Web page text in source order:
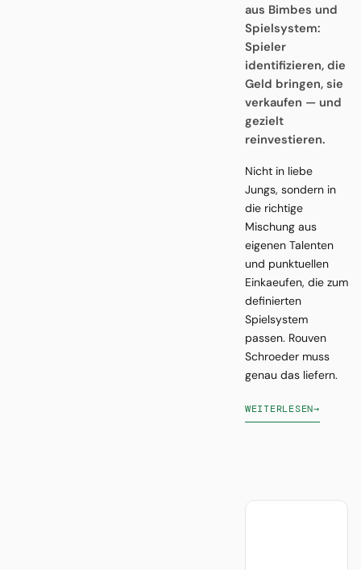
aus Bimbes und
Spielsystem:
Spieler
identifizieren, die
Geld bringen, sie
verkaufen — und
gezielt
reinvestieren.
Nicht in liebe
Jungs, sondern in
die richtige
Mischung aus
eigenen Talenten
und punktuellen
Einkaeufen, die zum
definierten
Spielsystem
passen. Rouven
Schroeder muss
genau das liefern.
WEITERLESEN→